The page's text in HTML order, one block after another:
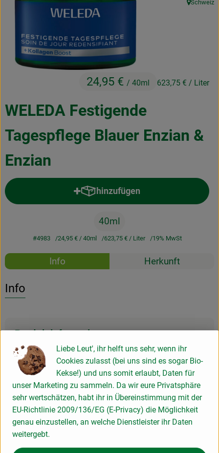
Kochen & Backen
Drogerie
Blog
Rezepte
Nützliches
WELEDA Festigende
Tagespflege Blauer Enzian &
Enzian
24,95 € / 40ml 623,75 € / Liter
, Herkunft:
Schweiz
hinzufügen
Produkt zum Warenkorb
40ml
#4983 24,95 € / 40ml 623,75 € / Liter 19% MwSt
Rezepte
Info Herkunft
Info
Produktinformationen
Produktdatenblatt
Herkunft
Hersteller: Weleda
Liebe Leut', ihr helft uns sehr, wenn ihr
Cookies zulasst (bei uns sind es sogar Bio-
Kekse!) und uns somit erlaubt, Daten für
unser Marketing zu sammeln. Da wir eure Privatsphäre
sehr wertschätzen, habt ihr in Übereinstimmung mit der
EU-Richtlinie 2009/136/EG (E-Privacy) die Möglichkeit
genau einzustellen, an welche Dienstleister ihr Daten
weitergebt.